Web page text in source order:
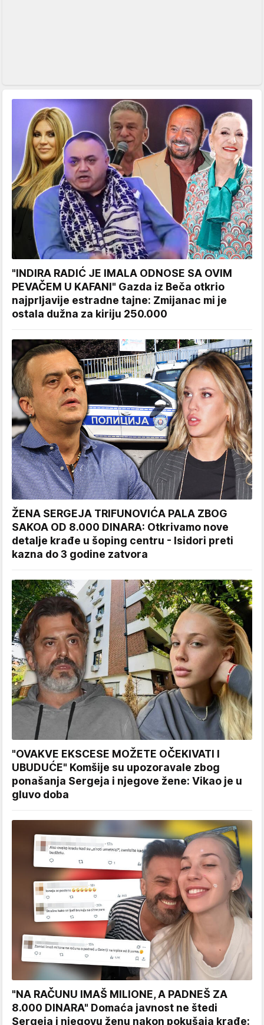
"INDIRA RADIĆ JE IMALA ODNOSE SA OVIM
PEVAČEM U KAFANI" Gazda iz Beča otkrio
najprljavije estradne tajne: Zmijanac mi je
ostala dužna za kiriju 250.000
ŽENA SERGEJA TRIFUNOVIĆA PALA ZBOG
SAKOA OD 8.000 DINARA: Otkrivamo nove
detalje krađe u šoping centru - Isidori preti
kazna do 3 godine zatvora
"OVAKVE EKSCESE MOŽETE OČEKIVATI I
UBUDUĆE" Komšije su upozoravale zbog
ponašanja Sergeja i njegove žene: Vikao je u
gluvo doba
"NA RAČUNU IMAŠ MILIONE, A PADNEŠ ZA
8.000 DINARA" Domaća javnost ne štedi
Sergeja i njegovu ženu nakon pokušaja krađe: